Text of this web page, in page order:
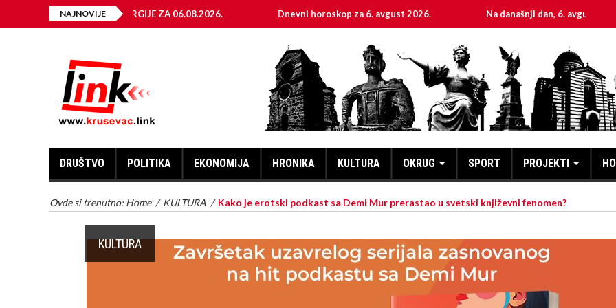
NAJNOVIJE
ELEKTRIČNE ENERGIJE ZA 06.08.2026. Dnevni horoskop za 6. avgust 2026. Na današnji dan, 6. avgust
DRUŠTVO POLITIKA EKONOMIJA HRONIKA KULTURA OKRUG SPORT PROJEKTI
Ovde si trenutno: Home / KULTURA / Kako je erotski podkast sa Demi Mur prerastao u svetski književni fenomen?
KULTURA